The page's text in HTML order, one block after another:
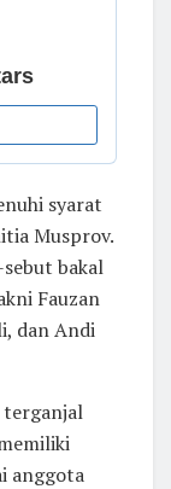
syarat
Musprov.
bakal
Fauzan
dan Andi
terganjal
anggota